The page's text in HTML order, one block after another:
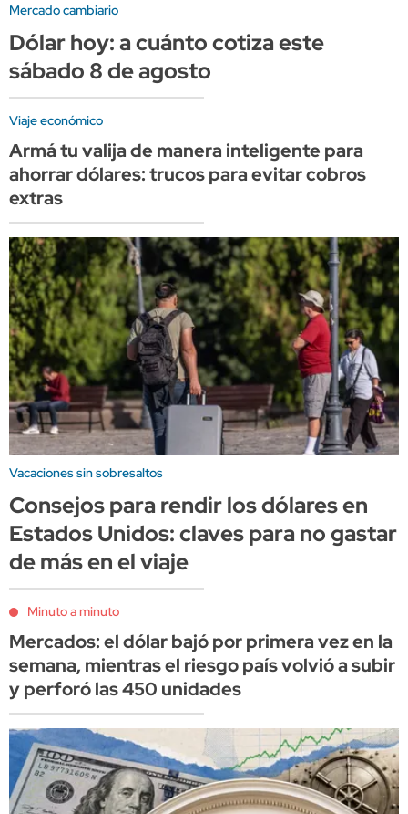
Mercado cambiario
Dólar hoy: a cuánto cotiza este
sábado 8 de agosto
Viaje económico
Armá tu valija de manera inteligente para
ahorrar dólares: trucos para evitar cobros
extras
Vacaciones sin sobresaltos
Consejos para rendir los dólares en
Estados Unidos: claves para no gastar
de más en el viaje
Minuto a minuto
Mercados: el dólar bajó por primera vez en la
semana, mientras el riesgo país volvió a subir
y perforó las 450 unidades